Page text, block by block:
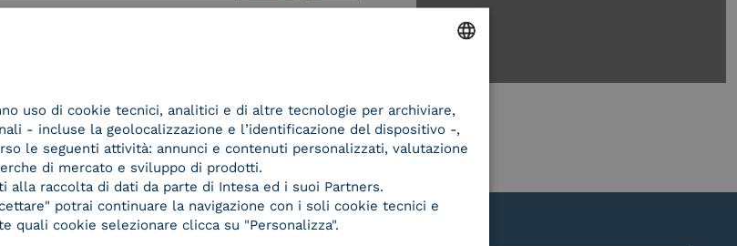
ITALIAN
uso di cookie tecnici, analitici e di altre tecnologie per archiviare,
- incluse la geolocalizzazione e l’identificazione del dispositivo -,
le seguenti attività: annunci e contenuti personalizzati, valutazione
di mercato e sviluppo di prodotti.
alla raccolta di dati da parte di Intesa ed i suoi Partners.
potrai continuare la navigazione con i soli cookie tecnici e
quali cookie selezionare clicca su "Personalizza".